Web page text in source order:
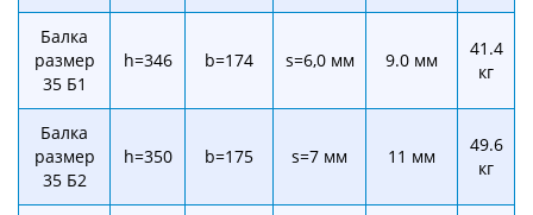
Балка
размер
35 Б1
h=346 b=174 s=6,0 мм 9.0 мм
41.4
кг
Балка
размер
35 Б2
h=350 b=175 s=7 мм 11 мм
49.6
кг